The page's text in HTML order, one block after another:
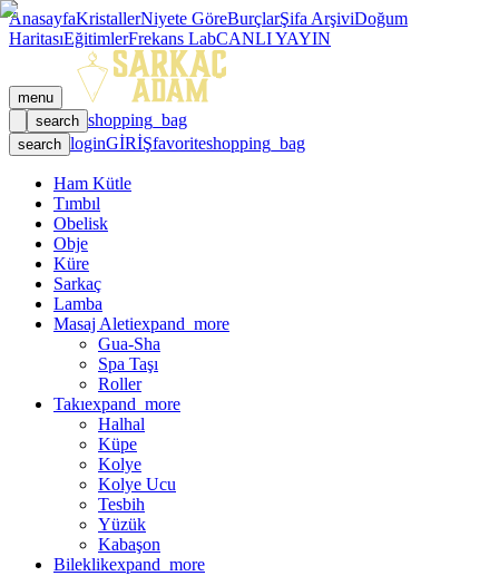
AnasayfaKristallerNiyete GöreBurçlarŞifa ArşiviDoğum
HaritasıEğitimlerFrekans LabCANLI YAYIN
menu
search shopping_bag
search loginGİRİŞfavoriteshopping_bag
Ham Kütle
Tımbıl
Obelisk
Obje
Küre
Sarkaç
Lamba
Masaj Aletiexpand_more
Gua-Sha
Spa Taşı
Roller
Takıexpand_more
Halhal
Küpe
Kolye
Kolye Ucu
Tesbih
Yüzük
Kabaşon
Bileklikexpand_more